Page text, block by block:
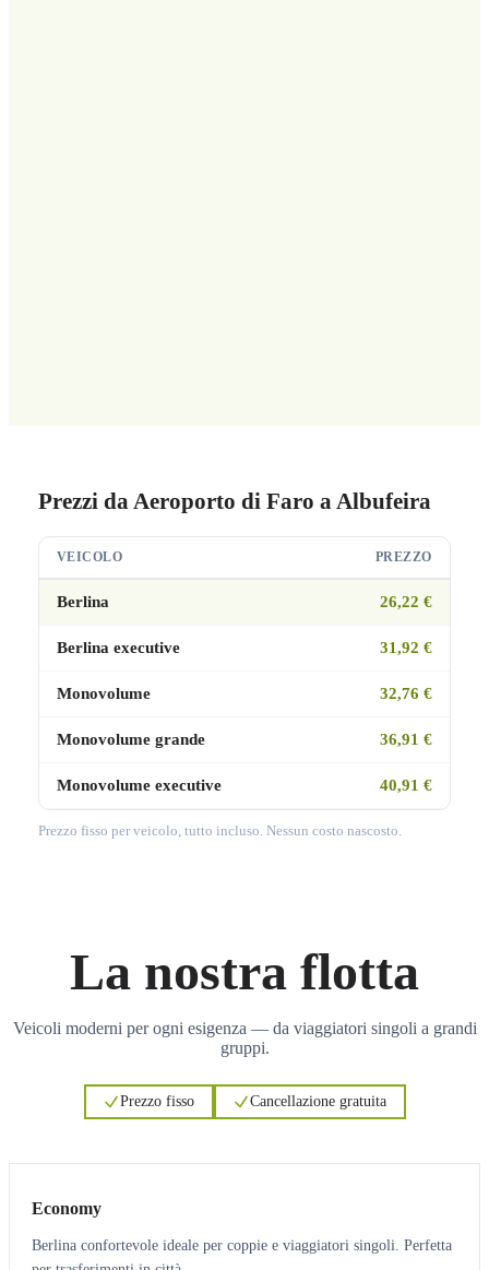
Prezzi da Aeroporto di Faro a Albufeira
VEICOLO PREZZO
Berlina 26,22 €
Berlina executive 31,92 €
Monovolume 32,76 €
Monovolume grande 36,91 €
Monovolume executive 40,91 €
Prezzo fisso per veicolo, tutto incluso. Nessun costo nascosto.
La nostra flotta
Veicoli moderni per ogni esigenza — da viaggiatori singoli a grandi
gruppi.
Prezzo fisso Cancellazione gratuita
Economy
Berlina confortevole ideale per coppie e viaggiatori singoli. Perfetta